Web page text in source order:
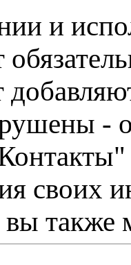
и
-
своих
также